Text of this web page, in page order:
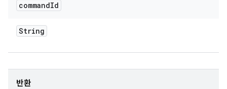
commandId
String
반환